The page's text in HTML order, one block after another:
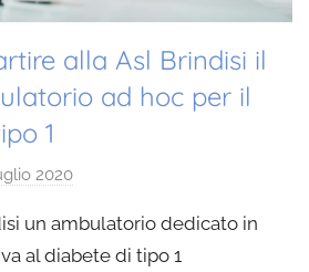
alla Asl Brindisi il
ad hoc per il
1
2020
D
a
un ambulatorio dedicato in
al diabete di tipo 1